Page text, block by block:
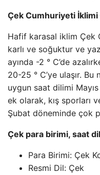
Çek Cumhuriyeti İklimi
Hafif karasal iklim Çek
karlı ve soğuktur ve
ayında -2 ° C’de
20-25 ° C’ye ulaşır.
uygun saat dilimi
ek olarak, kış sporları
Şubat döneminde çok
Çek para birimi, saat
Para Birimi: Çek
Resmi Dil: Çek